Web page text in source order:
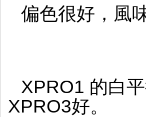
偏色很好，風
XPRO1 的白
XPRO3好。